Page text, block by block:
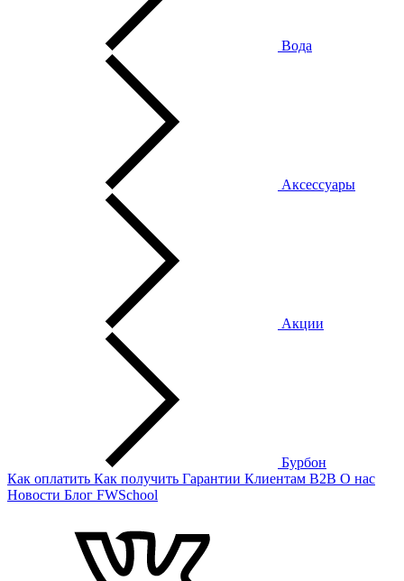
Вода
Аксессуары
Акции
Бурбон
Как оплатить Как получить Гарантии Клиентам B2B О нас
Новости Блог FWSchool